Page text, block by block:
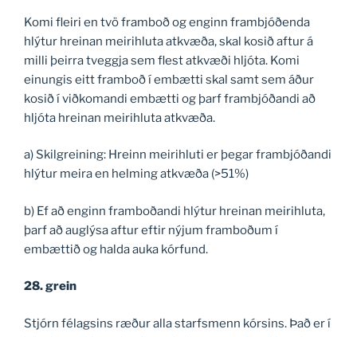
Komi fleiri en tvö framboð og enginn frambjóðenda
hlýtur hreinan meirihluta atkvæða, skal kosið aftur á
milli þeirra tveggja sem flest atkvæði hljóta. Komi
einungis eitt framboð í embætti skal samt sem áður
kosið í viðkomandi embætti og þarf frambjóðandi að
hljóta hreinan meirihluta atkvæða.
a) Skilgreining: Hreinn meirihluti er þegar frambjóðandi
hlýtur meira en helming atkvæða (>51%)
b) Ef að enginn framboðandi hlýtur hreinan meirihluta,
þarf að auglýsa aftur eftir nýjum framboðum í
embættið og halda auka kórfund.
28. grein
Stjórn félagsins ræður alla starfsmenn kórsins. Það er í